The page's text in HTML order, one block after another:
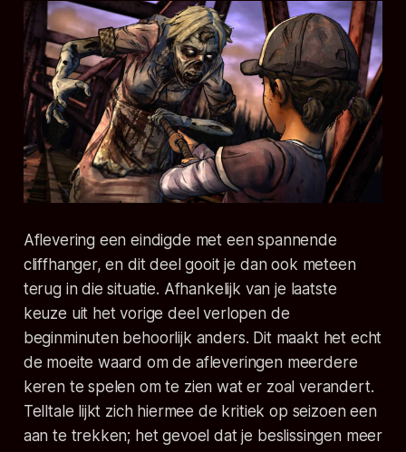
Aflevering een eindigde met een spannende
cliffhanger, en dit deel gooit je dan ook meteen
terug in die situatie. Afhankelijk van je laatste
keuze uit het vorige deel verlopen de
beginminuten behoorlijk anders. Dit maakt het echt
de moeite waard om de afleveringen meerdere
keren te spelen om te zien wat er zoal verandert.
Telltale lijkt zich hiermee de kritiek op seizoen een
aan te trekken; het gevoel dat je beslissingen meer